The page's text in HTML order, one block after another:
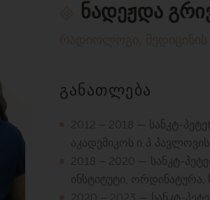
ნადეჟდა
განათლება
2012 – 2018 — სანკტ-
აკადემიკოს ი. პ.
2018 – 2020 — სანკტ-
ინსტიტუტი, ორდინატურა,